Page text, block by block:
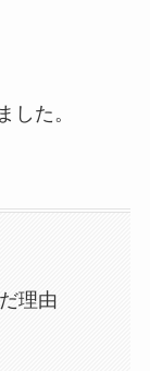
した。
理由